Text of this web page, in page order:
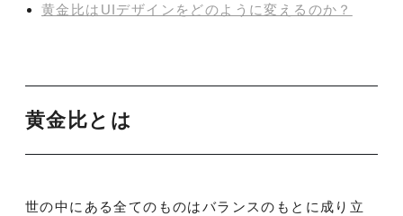
黄金比はUIデザインをどのように変えるのか？
黄金比とは
世の中にある全てのものはバランスのもとに成り立